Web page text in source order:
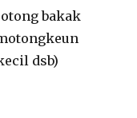
bakak
dsb)